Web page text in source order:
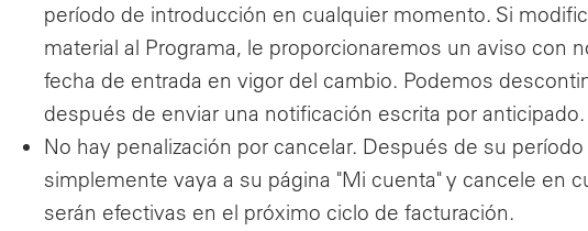
período de introducción en cualquier momento. Si
material al Programa, le proporcionaremos un aviso con
fecha de entrada en vigor del cambio. Podemos
después de enviar una notificación escrita por anticipado.
No hay penalización por cancelar. Después de su
simplemente vaya a su página "Mi cuenta" y cancele en
serán efectivas en el próximo ciclo de facturación.